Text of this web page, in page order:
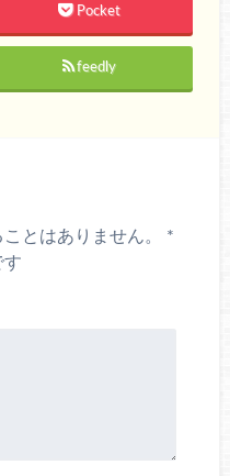
Pocket
feedly
とはありません。
*
す